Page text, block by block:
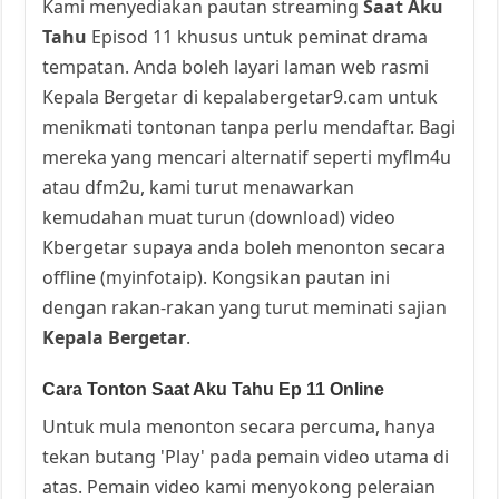
Kami menyediakan pautan streamingSaat Aku
Tahu Episod 11 khusus untuk peminat drama
tempatan. Anda boleh layari laman web rasmi
Kepala Bergetar di kepalabergetar9.cam untuk
menikmati tontonan tanpa perlu mendaftar. Bagi
mereka yang mencari alternatif seperti myflm4u
atau dfm2u, kami turut menawarkan
kemudahan muat turun (download) video
Kbergetar supaya anda boleh menonton secara
offline (myinfotaip). Kongsikan pautan ini
dengan rakan-rakan yang turut meminati sajian
Kepala Bergetar.
Cara Tonton Saat Aku Tahu Ep 11 Online
Untuk mula menonton secara percuma, hanya
tekan butang 'Play' pada pemain video utama di
atas. Pemain video kami menyokong peleraian